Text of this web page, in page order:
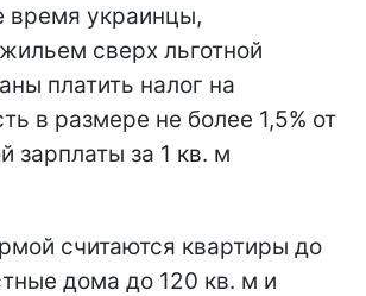
время украинцы,
сверх льготной
платить налог на
в размере не более 1,5% от
зарплаты за 1 кв. м
считаются квартиры до
дома до 120 кв. м и